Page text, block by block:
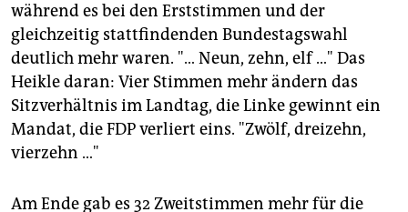
während es bei den Erststimmen und der
gleichzeitig stattfindenden Bundestagswahl
deutlich mehr waren. "… Neun, zehn, elf …" Das
Heikle daran: Vier Stimmen mehr ändern das
Sitzverhältnis im Landtag, die Linke gewinnt ein
Mandat, die FDP verliert eins. "Zwölf, dreizehn,
vierzehn …"
Am Ende gab es 32 Zweitstimmen mehr für die